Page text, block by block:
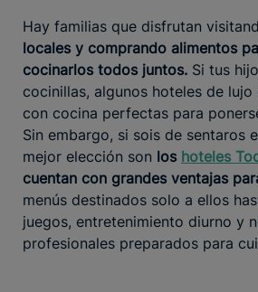
Hay familias que disfrutan
locales y comprando alimentos
cocinarlos todos juntos. Si tus
cocinillas, algunos hoteles de
con cocina perfectas para
Sin embargo, si sois de sentaros
mejor elección son los hoteles
cuentan con grandes ventajas
menús destinados solo a ellos
juegos, entretenimiento diurno y
profesionales preparados para